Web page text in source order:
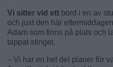
Vi sitter vid ett bord i en av
och just den här
Adam som finns på plats och
tappat stinget.
– Vi har en hel del planer för